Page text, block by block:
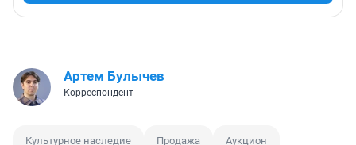
Артем Булычев
Корреспондент
Культурное наследие Продажа Аукцион